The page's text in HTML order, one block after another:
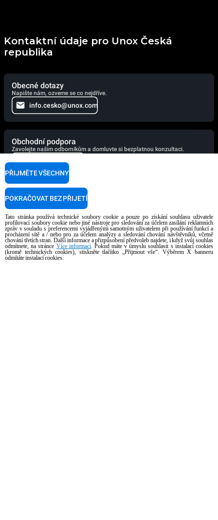
Kontaktní údaje pro Unox Česká
republika
Obecné dotazy
Napište nám, ozveme se co nejdříve.
info.cesko@unox.com
Obchodní podpora
Zavolejte našim odborníkům a domluvte si bezplatnou konzultaci.
+420 228 886 530
Technická podpora
Naši technici jsou připraveni vám pomoci. Zavolejte jim.
+420 241 940 010
Podpora vaření
Naši firemní kuchaři vám rádi pomohou a brzy se vám ozvou.
Tato stránka používá technické soubory cookie a pouze po získání souhlasu uživatele
profilovací soubory cookie nebo jiné nástroje pro sledování za účelem zasílání reklamních
zpráv v souladu s preferencemi vyjádřenými samotným uživatelem při používání funkcí a
procházení sítě a / nebo pro za účelem analýzy a sledování chování návštěvníků, včetně
chování třetích stran. Další informace a přizpůsobení předvoleb najdete, i když svůj souhlas
odmítnete, na stránce Více informací. Pokud máte v úmyslu souhlasit s instalací cookies
(kromě technických cookies), stiskněte tlačítko „Přijmout vše“. Výběrem X banneru
odmítáte instalaci cookies.
PŘIJMĚTE VŠECHNY
POKRAČOVAT BEZ PŘIJETÍ